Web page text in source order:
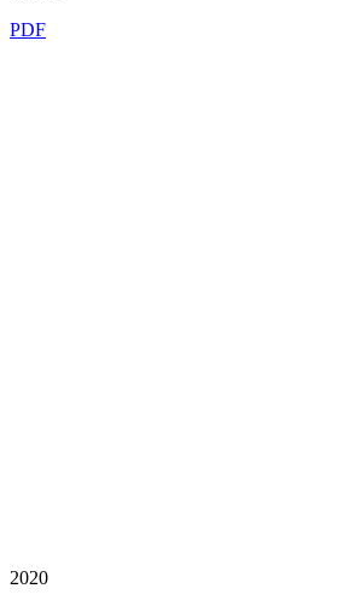
PDF
2020